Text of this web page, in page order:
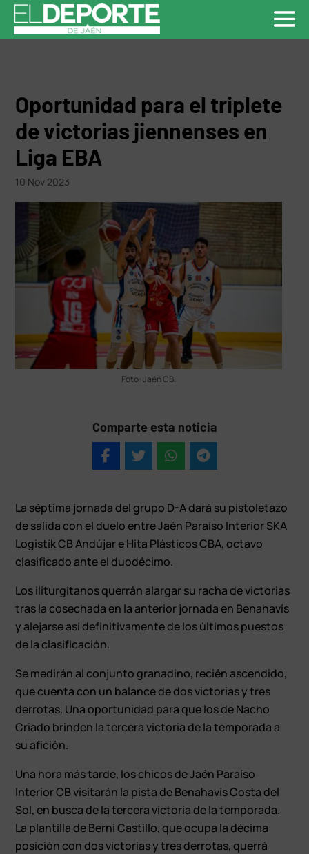
Oportunidad para el triplete
de victorias jiennenses en
Liga EBA
10 Nov 2023
Foto: Jaén CB.
Comparte esta noticia
La séptima jornada del grupo D-A dará su pistoletazo
de salida con el duelo entre Jaén Paraíso Interior SKA
Logistik CB Andújar e Hita Plásticos CBA, octavo
clasificado ante el duodécimo.
Los iliturgitanos querrán alargar su racha de victorias
tras la cosechada en la anterior jornada en Benahavís
y alejarse así definitivamente de los últimos puestos
de la clasificación.
Se medirán al conjunto granadino, recién ascendido,
que cuenta con un balance de dos victorias y tres
derrotas. Una oportunidad para que los de Nacho
Criado brinden la tercera victoria de la temporada a
su afición.
Una hora más tarde, los chicos de Jaén Paraíso
Interior CB visitarán la pista de Benahavís Costa del
Sol, en busca de la tercera victoria de la temporada.
La plantilla de Berni Castillo, que ocupa la décima
posición con dos victorias y tres derrotas, querrá